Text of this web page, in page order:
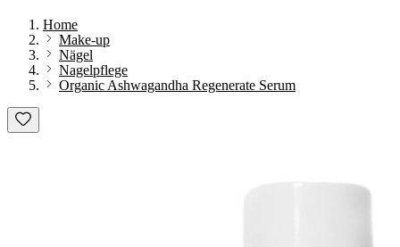
Home
Make-up
Nägel
Nagelpflege
Organic Ashwagandha Regenerate Serum